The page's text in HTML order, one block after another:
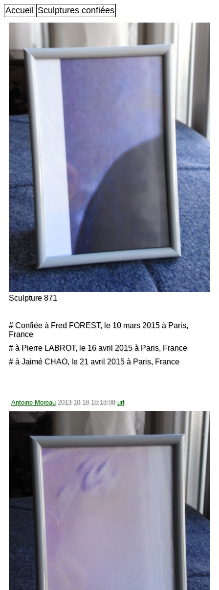
Accueil Sculptures confiées
Sculpture 871
# Confiée à Fred FOREST, le 10 mars 2015 à Paris,
France
# à Pierre LABROT, le 16 avril 2015 à Paris, France
# à Jaimé CHAO, le 21 avril 2015 à Paris, France
Antoine Moreau 2013-10-18 18:18:08 url